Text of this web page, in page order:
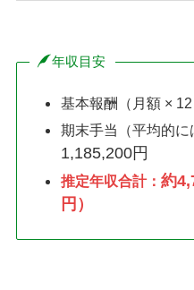
年収目安
基本報酬（月額 ×
期末手当（平均的
1,185,200円
推定年収合計：約
円）